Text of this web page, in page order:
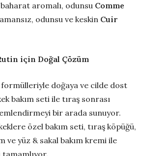
aromalı, odunsu Comme
odunsu ve keskin Cuir
için Doğal Çözüm
formülleriyle doğaya ve cilde dost
bakım seti ile tıraş sonrası
bir arada sunuyor.
özel bakım seti, tıraş köpüğü,
ve yüz & sakal bakım kremi ile